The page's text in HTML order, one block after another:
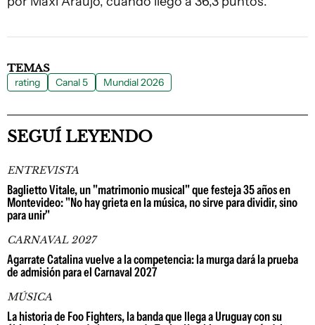
TEMAS
rating Canal 5 Mundial 2026
SEGUÍ LEYENDO
ENTREVISTA
Baglietto Vitale, un "matrimonio musical" que festeja 35 años en
Montevideo: "No hay grieta en la música, no sirve para dividir, sino
para unir"
CARNAVAL 2027
Agarrate Catalina vuelve a la competencia: la murga dará la prueba
de admisión para el Carnaval 2027
MÚSICA
La historia de Foo Fighters, la banda que llega a Uruguay con su